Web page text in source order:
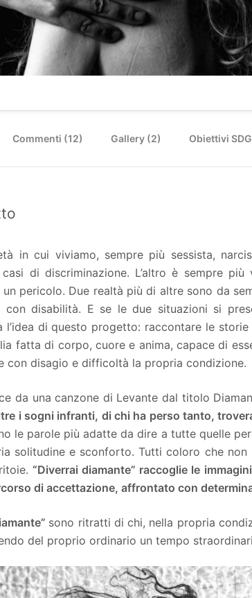
Commenti (12) Gallery (2) Obiettivi
in cui viviamo, sempre più sessista,
di discriminazione. L’altro è sempre
un pericolo. Due realtà più di altre sono da
con disabilità. E se le due situazioni si
l’idea di questo progetto: raccontare le
fatta di corpo, cuore e anima, capace di
con disagio e difficoltà la propria condizione.
da una canzone di Levante dal titolo
i sogni infranti, di chi ha perso tanto,
le parole più adatte da dire a tutte quelle
solitudine e sconforto. Tutti coloro che
“Diverrai diamante” raccoglie le
di accettazione, affrontato con
sono ritratti di chi, nella propria
del proprio ordinario un tempo